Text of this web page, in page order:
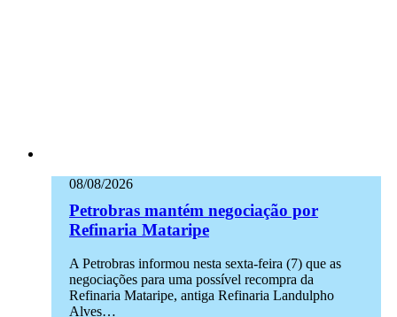
08/08/2026
Petrobras mantém negociação por
Refinaria Mataripe
A Petrobras informou nesta sexta-feira (7) que as
negociações para uma possível recompra da
Refinaria Mataripe, antiga Refinaria Landulpho
Alves…